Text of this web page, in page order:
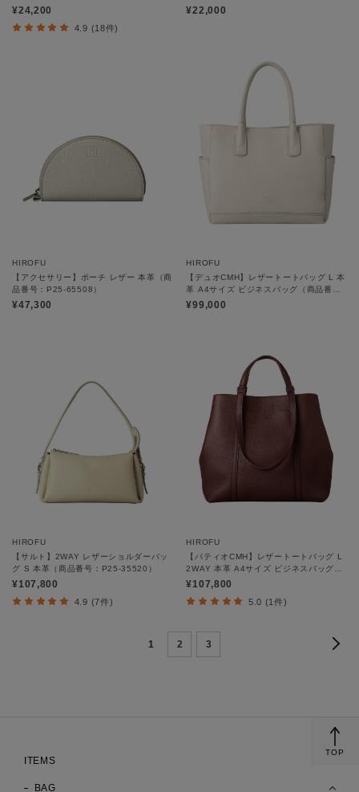
65510）
¥24,200
4.9 (18件)
65509）
¥22,000
HIROFU
【アクセサリー】ポーチ レザー 本革（商
品番号：P25-65508）
¥47,300
HIROFU
【デュオCMH】レザートートバッグ L 本
革 A4サイズ ビジネスバッグ（商品番
号：P25-35537）
¥99,000
HIROFU
【サルト】2WAY レザーショルダーバッ
グ S 本革（商品番号：P25-35520）
¥107,800
4.9 (7件)
HIROFU
【パティオCMH】レザートートバッグ L
2WAY 本革 A4サイズ ビジネスバッグ
（商品番号：P25-35513）
¥107,800
5.0 (1件)
1 2 3
ITEMS
BAG
TOP